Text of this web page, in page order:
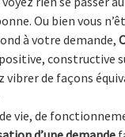
Ou bien vous
à votre demande,
constructive
vibrer de façons
vie, de